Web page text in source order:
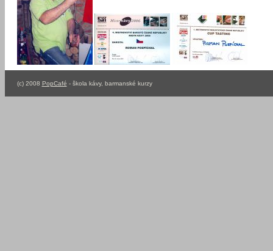
(c) 2008 PopCafé - škola kávy, barmanské kurzy